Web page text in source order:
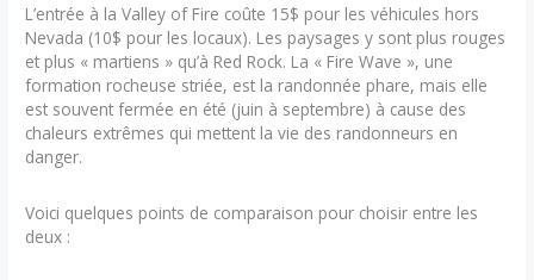
L’entrée à la Valley of Fire coûte 15$ pour les véhicules hors
Nevada (10$ pour les locaux). Les paysages y sont plus rouges
et plus « martiens » qu’à Red Rock. La « Fire Wave », une
formation rocheuse striée, est la randonnée phare, mais elle
est souvent fermée en été (juin à septembre) à cause des
chaleurs extrêmes qui mettent la vie des randonneurs en
danger.
Voici quelques points de comparaison pour choisir entre les
deux :